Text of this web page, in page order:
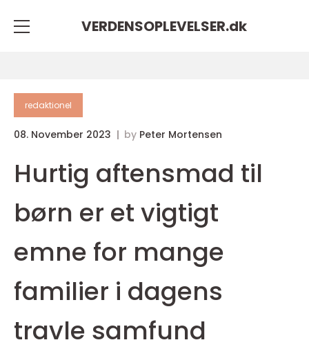
VERDENSOPLEVELSER.dk
redaktionel
08. November 2023 by Peter Mortensen
Hurtig aftensmad til
børn er et vigtigt
emne for mange
familier i dagens
travle samfund